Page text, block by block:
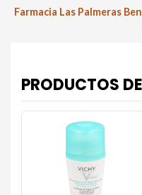
Farmacia Las Palmeras